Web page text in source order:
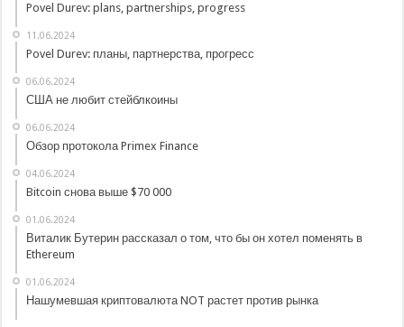
Povel Durev: plans, partnerships, progress
11.06.2024
Povel Durev: планы, партнерства, прогресс
06.06.2024
США не любит стейблкоины
06.06.2024
Обзор протокола Primex Finance
04.06.2024
Bitcoin снова выше $70 000
01.06.2024
Виталик Бутерин рассказал о том, что бы он хотел поменять в
Ethereum
01.06.2024
Нашумевшая криптовалюта NOT растет против рынка